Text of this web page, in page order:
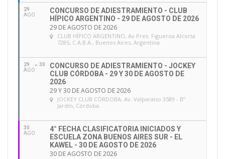
29
AGO
CONCURSO DE ADIESTRAMIENTO - CLUB
HÍPICO ARGENTINO - 29 DE AGOSTO DE 2026
29 DE AGOSTO DE 2026
CLUB HÍPICO ARGENTINO, Av Pres. Figueroa Alcorta
7285, C.A.B.A., Buenos Aires, Argentina
29
AGO
30
CONCURSO DE ADIESTRAMIENTO - JOCKEY
CLUB CÓRDOBA - 29 Y 30 DE AGOSTO DE
2026
29 Y 30 DE AGOSTO DE 2026
JOCKEY CLUB CÓRDOBA, Av. Valparaíso 3589 - Bº
Jardín, Córdoba.
30
AGO
4° FECHA CLASIFICATORIA INICIADOS Y
ESCUELA ZONA BUENOS AIRES SUR - EL
KAWEL - 30 DE AGOSTO DE 2026
30 DE AGOSTO DE 2026